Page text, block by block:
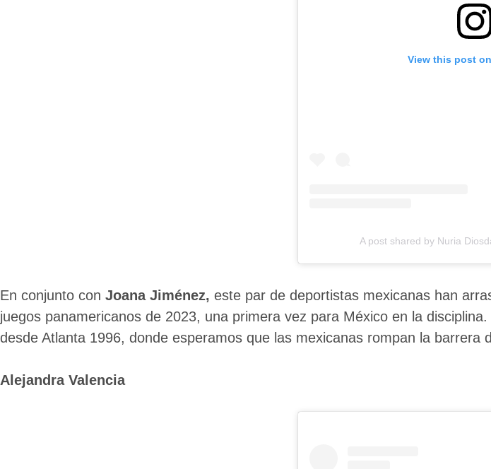
View this post
A post shared by Nuria
En conjunto con Joana Jiménez, este par de deportistas mexicanas han
juegos panamericanos de 2023, una primera vez para México en la
desde Atlanta 1996, donde esperamos que las mexicanas rompan la
Alejandra Valencia